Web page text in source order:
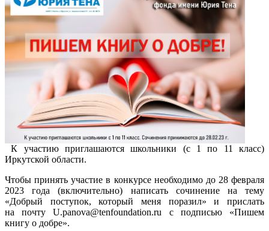
К участию приглашаются школьники (с 1 по 11 класс)
Иркутской области.
Чтобы принять участие в конкурсе необходимо до 28 февраля
2023 года (включительно) написать сочинение на тему
«Добрый поступок, который меня поразил» и прислать
на почту U.panova@tenfoundation.ru с подписью «Пишем
книгу о добре».